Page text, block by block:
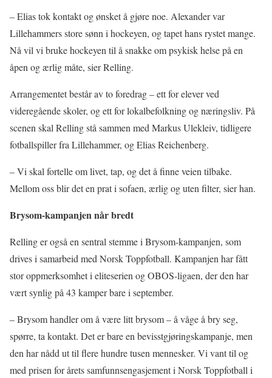
– Elias tok kontakt og ønsket å gjøre noe. Alexander var
Lillehammers store sønn i hockeyen, og tapet hans rystet mange.
Nå vil vi bruke hockeyen til å snakke om psykisk helse på en
åpen og ærlig måte, sier Relling.
Arrangementet består av to foredrag – ett for elever ved
videregående skoler, og ett for lokalbefolkning og næringsliv. På
scenen skal Relling stå sammen med Markus Ulekleiv, tidligere
fotballspiller fra Lillehammer, og Elias Reichenberg.
– Vi skal fortelle om livet, tap, og det å finne veien tilbake.
Mellom oss blir det en prat i sofaen, ærlig og uten filter, sier han.
Brysom-kampanjen når bredt
Relling er også en sentral stemme i Brysom-kampanjen, som
drives i samarbeid med Norsk Toppfotball. Kampanjen har fått
stor oppmerksomhet i eliteserien og OBOS-ligaen, der den har
vært synlig på 43 kamper bare i september.
– Brysom handler om å være litt brysom – å våge å bry seg,
spørre, ta kontakt. Det er bare en bevisstgjøringskampanje, men
den har nådd ut til flere hundre tusen mennesker. Vi vant til og
med prisen for årets samfunnsengasjement i Norsk Toppfotball i